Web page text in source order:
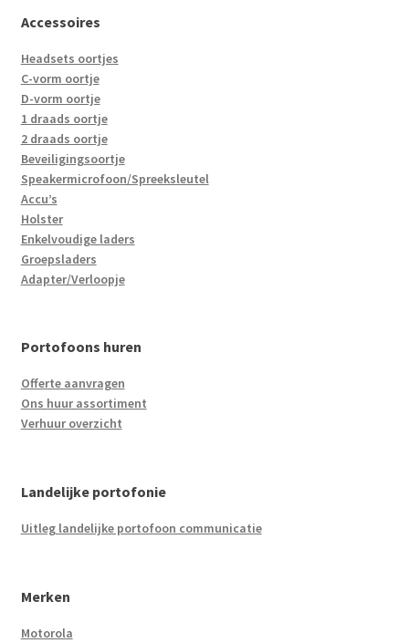
Accessoires
Headsets oortjes
C-vorm oortje
D-vorm oortje
1 draads oortje
2 draads oortje
Beveiligingsoortje
Speakermicrofoon/Spreeksleutel
Accu’s
Holster
Enkelvoudige laders
Groepsladers
Adapter/Verloopje
Portofoons huren
Offerte aanvragen
Ons huur assortiment
Verhuur overzicht
Landelijke portofonie
Uitleg landelijke portofoon communicatie
Merken
Motorola